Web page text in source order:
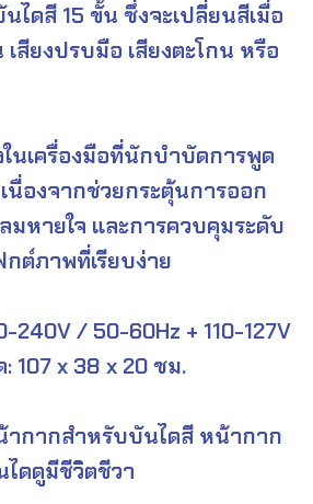
ไดสี 15 ขั้น ซึ่งจะเปลี่ยนสีเมื่อ
เสียงปรบมือ เสียงตะโกน หรือ
นเครื่องมือที่นักบำบัดการพูด
องจากช่วยกระตุ้นการออก
มหายใจ และการควบคุมระดับ
กต์ภาพที่เรียบง่าย
240V / 50-60Hz + 110-127V
107 x 38 x 20 ซม.
ากากสำหรับบันไดสี หน้ากาก
ดดูมีชีวิตชีวา